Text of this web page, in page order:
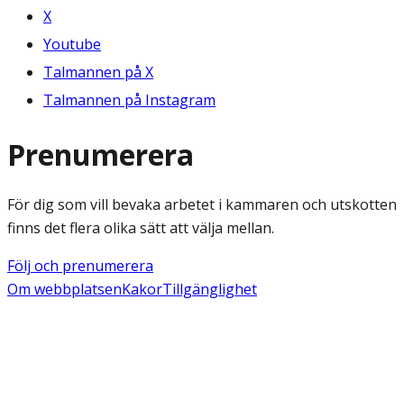
X
Youtube
Talmannen på X
Talmannen på Instagram
Prenumerera
För dig som vill bevaka arbetet i kammaren och utskotten
finns det flera olika sätt att välja mellan.
Följ och prenumerera
Om webbplatsenKakorTillgänglighet